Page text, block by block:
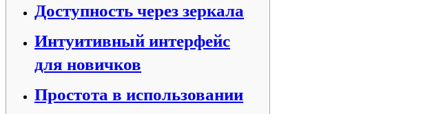
Доступность через зеркала
Интуитивный интерфейс
для новичков
Простота в использовании